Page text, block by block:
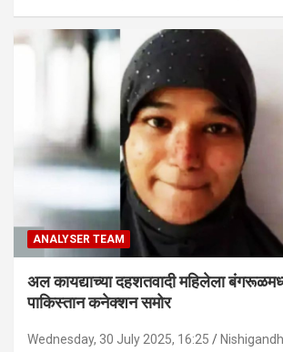
ANALYSER TEAM
अल कायद्याच्या दहशतवादी महिलेला
पाकिस्तान कनेक्शन समोर
Wednesday, 30 July 2025, 16:25